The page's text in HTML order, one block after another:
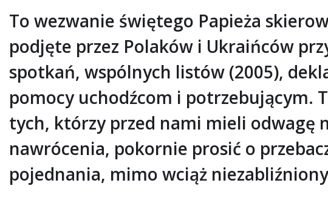
To wezwanie świętego Papieża
podjęte przez Polaków i Ukraińców
spotkań, wspólnych listów (2005),
pomocy uchodźcom i potrzebującym.
tych, którzy przed nami mieli odwagę
nawrócenia, pokornie prosić o
pojednania, mimo wciąż